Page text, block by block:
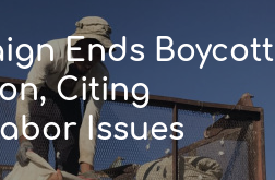
Ends Boycott
Citing
Issues